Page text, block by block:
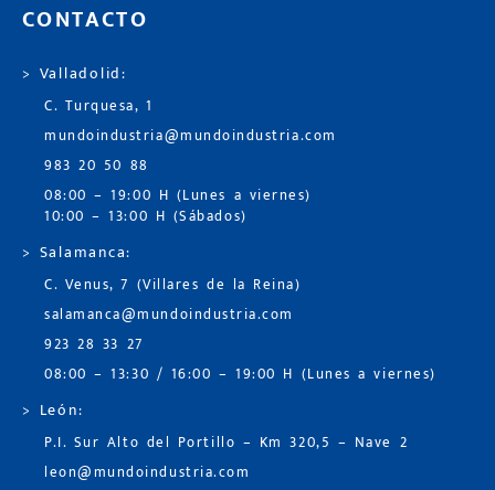
CONTACTO
> Valladolid:
C. Turquesa, 1
mundoindustria@mundoindustria.com
983 20 50 88
08:00 – 19:00 H (Lunes a viernes)
10:00 – 13:00 H (Sábados)
> Salamanca:
C. Venus, 7 (Villares de la Reina)
salamanca@mundoindustria.com
923 28 33 27
08:00 – 13:30 / 16:00 – 19:00 H (Lunes a viernes)
> León:
P.I. Sur Alto del Portillo – Km 320,5 – Nave 2
leon@mundoindustria.com